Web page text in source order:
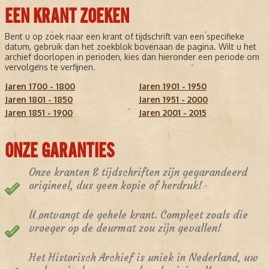
EEN KRANT ZOEKEN
Bent u op zoek naar een krant of tijdschrift van een specifieke
datum, gebruik dan het zoekblok bovenaan de pagina. Wilt u het
archief doorlopen in perioden, kies dan hieronder een periode om
vervolgens te verfijnen.
Jaren 1700 - 1800
Jaren 1801 - 1850
Jaren 1851 - 1900
Jaren 1901 - 1950
Jaren 1951 - 2000
Jaren 2001 - 2015
ONZE GARANTIES
Onze kranten & tijdschriften zijn gegarandeerd
origineel, dus geen kopie of herdruk!
U ontvangt de gehele krant. Compleet zoals die
vroeger op de deurmat zou zijn gevallen!
Het Historisch Archief is uniek in Nederland, uw